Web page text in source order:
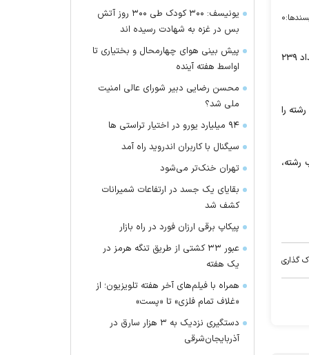
۰
پس از اعلام نتایج اولیه کنکور سراسری سال ۹۸، مهلت انتخاب رشته برای داوطلبان مجاز آغاز شد و تا امروز ادامه داشت که تعداد ۲۳۹
را
رشته،
گذاری
یونیسف: ۳۰۰ کودک طی ۳۰۰ روز آتش
بس در غزه به شهادت رسیده اند
پیش بینی هوای چهارمحال و بختیاری تا
اواسط هفته آینده
محسن رضایی دبیر شورای عالی امنیت
ملی شد؟
۹۴ میلیارد یورو در اختیار تراستی ها
سیگنال با کاربران اندروید راه آمد
تهران خنک‌تر می‌شود
بقایای یک جسد در ارتفاعات شمیرانات
کشف شد
پیکاپ برقی ارزان فورد در راه بازار
عبور ۳۳ کشتی از طریق تنگه هرمز در
یک هفته
همراه با فیلم‌های آخر هفته تلویزیون؛ از
«غلاف تمام فلزی» تا «پست»
دستگیری نزدیک به ۳ هزار سارق در
آذربایجان‌شرقی